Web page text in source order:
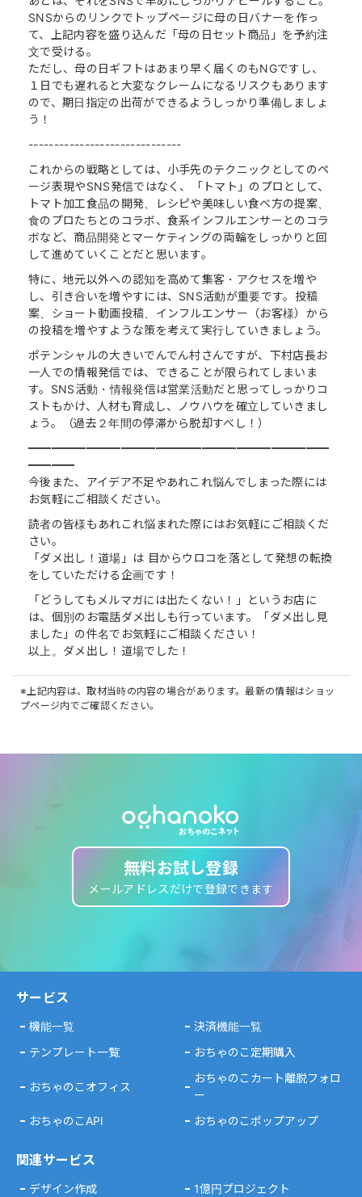
SNSからのリンクでトップページに母の日バナーを作っ
て、上記内容を盛り込んだ「母の日セット商品」を予約注
文で受ける。
ただし、母の日ギフトはあまり早く届くのもNGですし、
１日でも遅れると大変なクレームになるリスクもあります
ので、期日指定の出荷ができるようしっかり準備しましょ
う！
------------------------------
これからの戦略としては、小手先のテクニックとしてのペ
ージ表現やSNS発信ではなく、「トマト」のプロとして、
トマト加工食品の開発、レシピや美味しい食べ方の提案、
食のプロたちとのコラボ、食系インフルエンサーとのコラ
ボなど、商品開発とマーケティングの両輪をしっかりと回
して進めていくことだと思います。
特に、地元以外への認知を高めて集客・アクセスを増や
し、引き合いを増やすには、SNS活動が重要です。投稿
案、ショート動画投稿、インフルエンサー（お客様）から
の投稿を増やすような策を考えて実行していきましょう。
ポテンシャルの大きいでんでん村さんですが、下村店長お
一人での情報発信では、できることが限られてしまいま
す。SNS活動・情報発信は営業活動だと思ってしっかりコ
ストもかけ、人材も育成し、ノウハウを確立していきまし
ょう。（過去２年間の停滞から脱却すべし！）
━━━━━━━━━━━━━━━━━━━━━━━━━━
━━━━
今後また、アイデア不足やあれこれ悩んでしまった際には
お気軽にご相談ください。
読者の皆様もあれこれ悩まれた際にはお気軽にご相談くだ
さい。
「ダメ出し！道場」は 目からウロコを落として発想の転換
をしていただける企画です！
「どうしてもメルマガには出たくない！」というお店に
は、個別のお電話ダメ出しも行っています。「ダメ出し見
ました」の件名でお気軽にご相談ください！
以上。ダメ出し！道場でした！
※上記内容は、取材当時の内容の場合があります。最新の情報はショッ
プページ内でご確認ください。
無料お試し登録
メールアドレスだけで登録できます
サービス
機能一覧
決済機能一覧
テンプレート一覧
おちゃのこ定期購入
おちゃのこオフィス
おちゃのこカート離脱フォロ
ー
おちゃのこAPI
おちゃのこポップアップ
関連サービス
デザイン作成
1億円プロジェクト